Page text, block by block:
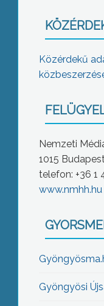
Közérdekű
Nemzeti
1015
telefon: +36 1
www.nmhh.hu
Gyöngyösi